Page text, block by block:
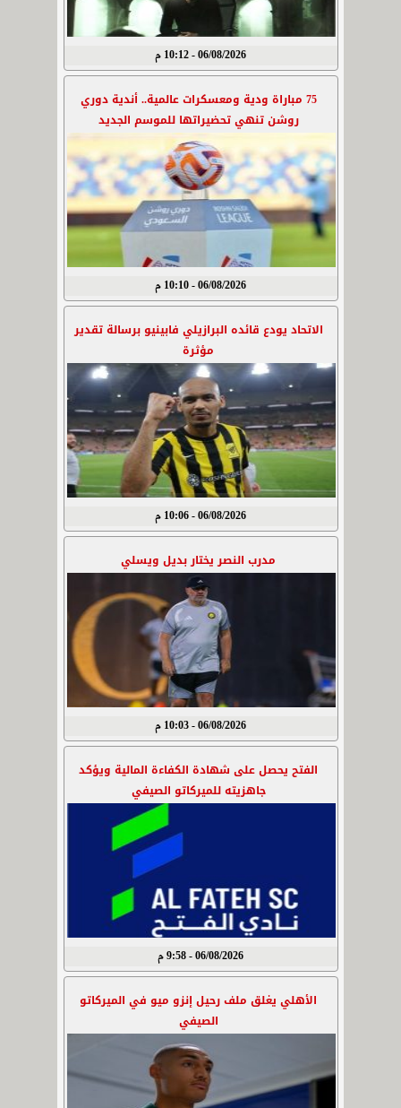
06/08/2026 - 10:12 م
75 مباراة ودية ومعسكرات عالمية.. أندية دوري
روشن تنهي تحضيراتها للموسم الجديد
06/08/2026 - 10:10 م
الاتحاد يودع قائده البرازيلي فابينيو برسالة تقدير
مؤثرة
06/08/2026 - 10:06 م
مدرب النصر يختار بديل ويسلي
06/08/2026 - 10:03 م
الفتح يحصل على شهادة الكفاءة المالية ويؤكد
جاهزيته للميركاتو الصيفي
06/08/2026 - 9:58 م
الأهلي يغلق ملف رحيل إنزو ميو في الميركاتو
الصيفي